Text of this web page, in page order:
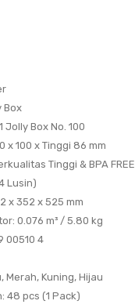
Box
Jolly Box No. 100
x 100 x Tinggi 86 mm
Tinggi & BPA FREE
Lusin)
x 352 x 525 mm
: 0.076 m³ / 5.80 kg
00510 4
Merah, Kuning, Hijau
: 48 pcs (1 Pack)